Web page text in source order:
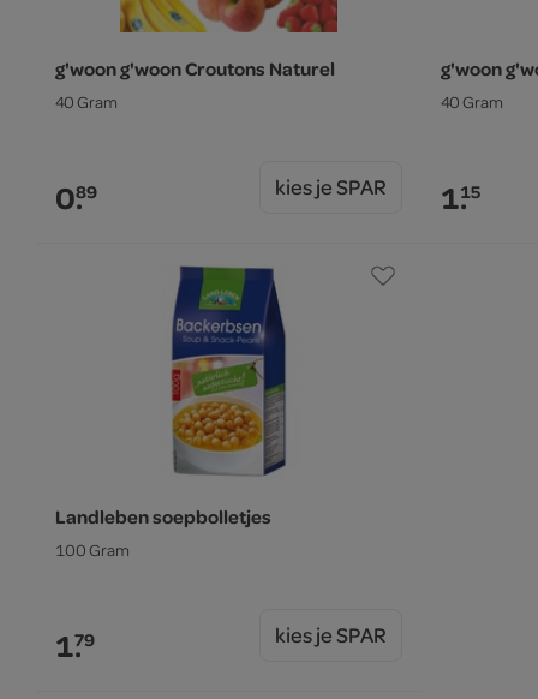
g'woon g'woon Croutons Naturel
40 Gram
0.89 kies je SPAR
g'woon
40 Gram
1.15
Landleben soepbolletjes
100 Gram
1.79 kies je SPAR